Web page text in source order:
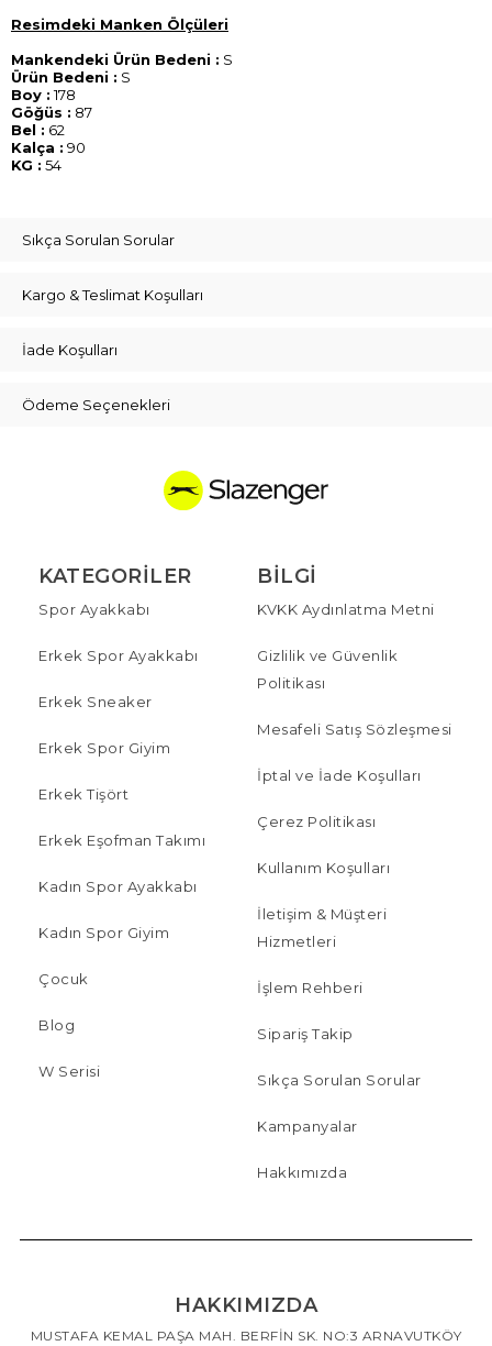
Resimdeki Manken Ölçüleri
Mankendeki Ürün Bedeni : S
Ürün Bedeni : S
Boy :178
Göğüs : 87
Bel : 62
Kalça : 90
KG : 54
Sıkça Sorulan Sorular
Kargo & Teslimat Koşulları
İade Koşulları
Ödeme Seçenekleri
KATEGORILER
Spor Ayakkabı
Erkek Spor Ayakkabı
Erkek Sneaker
Erkek Spor Giyim
Erkek Tişört
Erkek Eşofman Takımı
Kadın Spor Ayakkabı
Kadın Spor Giyim
Çocuk
Blog
W Serisi
BILGI
KVKK Aydınlatma Metni
Gizlilik ve Güvenlik
Politikası
Mesafeli Satış Sözleşmesi
İptal ve İade Koşulları
Çerez Politikası
Kullanım Koşulları
İletişim & Müşteri
Hizmetleri
İşlem Rehberi
Sipariş Takip
Sıkça Sorulan Sorular
Kampanyalar
Hakkımızda
HAKKIMIZDA
MUSTAFA KEMAL PAŞA MAH. BERFİN SK. NO:3 ARNAVUTKÖY